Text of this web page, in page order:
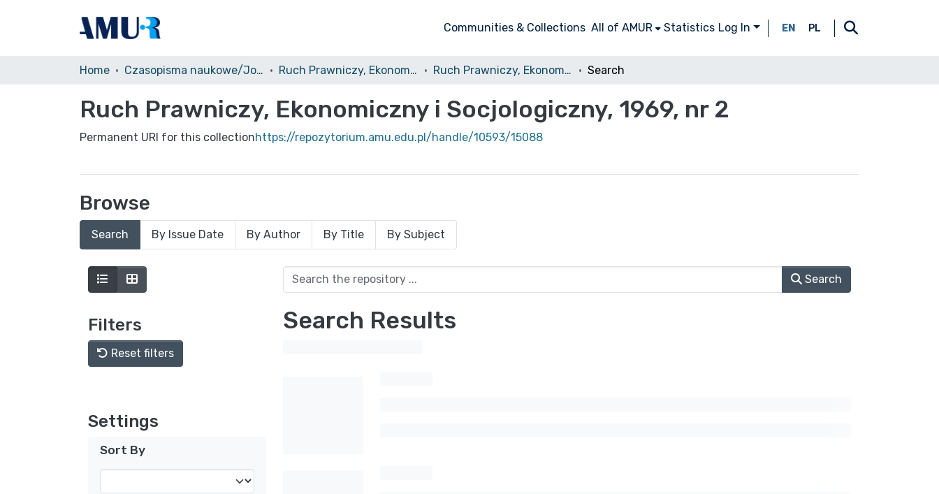
Communities & Collections All of AMUR Statistics Log In EN PL
Home Czasopisma naukowe/Journals Ruch Prawniczy, Ekonomiczny i Socjologiczny Ruch Prawniczy, Ekonomiczny i Socjologiczny, 1969, nr 2 Search
Ruch Prawniczy, Ekonomiczny i Socjologiczny, 1969, nr 2
Permanent URI for this collectionhttps://repozytorium.amu.edu.pl/handle/10593/15088
Browse
Search By Issue Date By Author By Title By Subject
Filters
Reset filters
Settings
Sort By
Search
Search Results